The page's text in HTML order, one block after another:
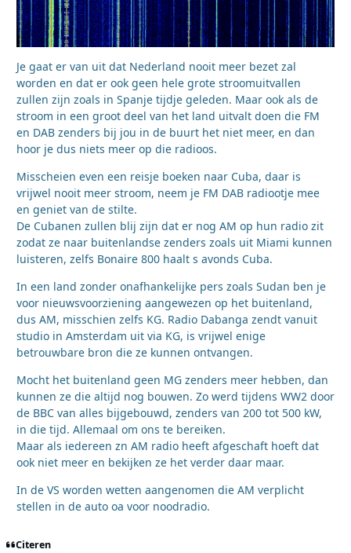
Je gaat er van uit dat Nederland nooit meer bezet zal
worden en dat er ook geen hele grote stroomuitvallen
zullen zijn zoals in Spanje tijdje geleden. Maar ook als de
stroom in een groot deel van het land uitvalt doen die FM
en DAB zenders bij jou in de buurt het niet meer, en dan
hoor je dus niets meer op die radioos.
Misscheien even een reisje boeken naar Cuba, daar is
vrijwel nooit meer stroom, neem je FM DAB radiootje mee
en geniet van de stilte.
De Cubanen zullen blij zijn dat er nog AM op hun radio zit
zodat ze naar buitenlandse zenders zoals uit Miami kunnen
luisteren, zelfs Bonaire 800 haalt s avonds Cuba.
In een land zonder onafhankelijke pers zoals Sudan ben je
voor nieuwsvoorziening aangewezen op het buitenland,
dus AM, misschien zelfs KG. Radio Dabanga zendt vanuit
studio in Amsterdam uit via KG, is vrijwel enige
betrouwbare bron die ze kunnen ontvangen.
Mocht het buitenland geen MG zenders meer hebben, dan
kunnen ze die altijd nog bouwen. Zo werd tijdens WW2 door
de BBC van alles bijgebouwd, zenders van 200 tot 500 kW,
in die tijd. Allemaal om ons te bereiken.
Maar als iedereen zn AM radio heeft afgeschaft hoeft dat
ook niet meer en bekijken ze het verder daar maar.
In de VS worden wetten aangenomen die AM verplicht
stellen in de auto oa voor noodradio.
Citeren